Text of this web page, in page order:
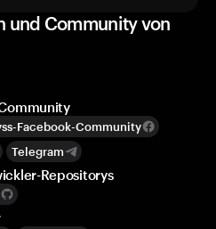
und Community von
Facebook-Community
Telegram
Repositorys